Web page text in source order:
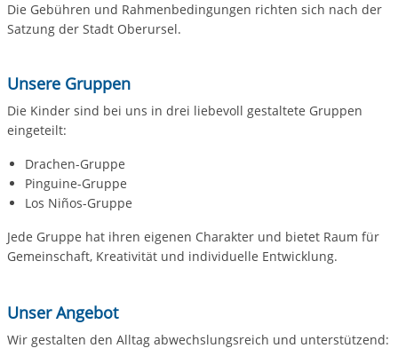
Die Gebühren und Rahmenbedingungen richten sich nach der
Satzung der Stadt Oberursel.
Unsere Gruppen
Die Kinder sind bei uns in drei liebevoll gestaltete Gruppen
eingeteilt:
Drachen-Gruppe
Pinguine-Gruppe
Los Niños-Gruppe
Jede Gruppe hat ihren eigenen Charakter und bietet Raum für
Gemeinschaft, Kreativität und individuelle Entwicklung.
Unser Angebot
Wir gestalten den Alltag abwechslungsreich und unterstützend: